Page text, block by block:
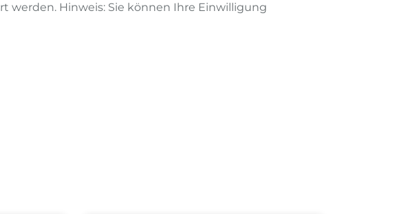
werden. Hinweis: Sie können Ihre Einwilligung